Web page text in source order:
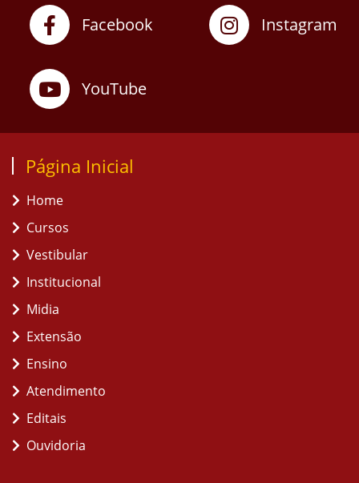
Facebook Instagram
YouTube
Página Inicial
Home
Cursos
Vestibular
Institucional
Midia
Extensão
Ensino
Atendimento
Editais
Ouvidoria